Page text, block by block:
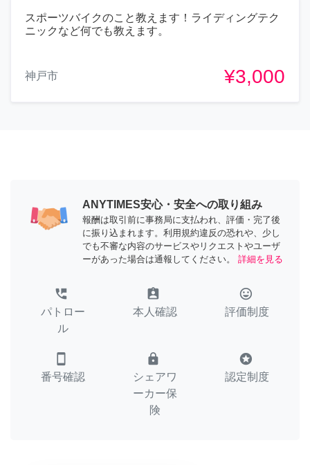
スポーツバイクのこと教えます！ライディングテク
ニックなど何でも教えます。
神戸市 ¥3,000
ANYTIMES安心・安全への取り組み
報酬は取引前に事務局に支払われ、評価・完了後
に振り込まれます。利用規約違反の恐れや、少し
でも不審な内容のサービスやリクエストやユーザ
ーがあった場合は通報してください。
詳細を見る
perm_phone_msg
パトロー
ル
assignment_ind
本人確認
tag_faces
評価制度
smartphone
番号確認
lock
シェアワ
ーカー保
険
stars
認定制度